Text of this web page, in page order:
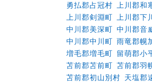
勇払郡占冠村
上川郡和
上川郡剣淵町
上川郡下
中川郡美深町 中川郡音
中川郡中川町 雨竜郡幌
増毛郡増毛町 留萌郡小
苫前郡苫前町 苫前郡羽
苫前郡初山別村 天塩郡